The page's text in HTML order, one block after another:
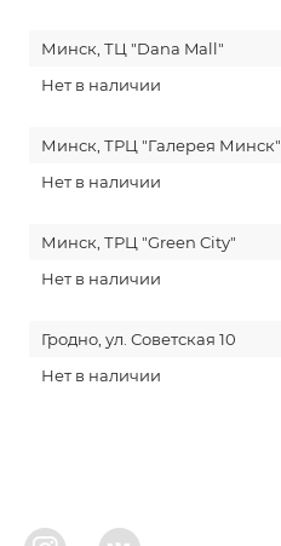
Минск, ТЦ "Dana Mall"
Нет в наличии
Минск, ТРЦ "Галерея Минск"
Нет в наличии
Минск, ТРЦ "Green City"
Нет в наличии
Гродно, ул. Советская 10
Нет в наличии